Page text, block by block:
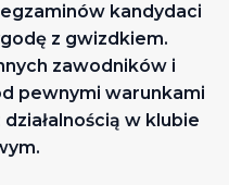
kandydaci
z gwizdkiem.
zawodników i
pewnymi warunkami
w klubie